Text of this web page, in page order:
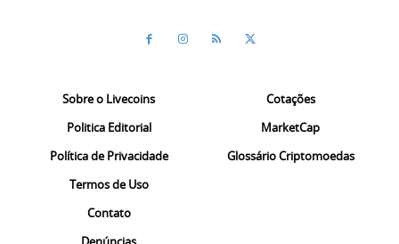
Sobre o Livecoins
Politica Editorial
Política de Privacidade
Termos de Uso
Contato
Cotações
MarketCap
Glossário Criptomoedas